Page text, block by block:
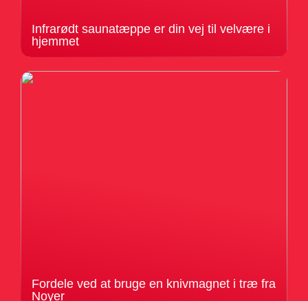
Infrarødt saunatæppe er din vej til velvære i
hjemmet
Fordele ved at bruge en knivmagnet i træ fra
Noyer